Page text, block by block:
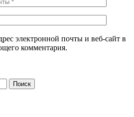
электронной почты и веб-сайт в
комментария.